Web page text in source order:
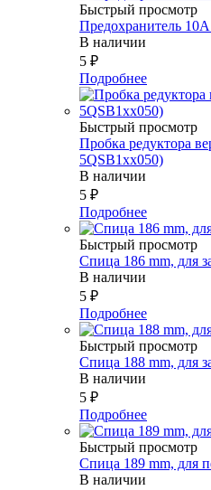
Быстрый просмотр
Предохранитель
В наличии
5 ₽
Подробнее
Быстрый просмотр
Пробка редуктора
5QSB1xx050)
В наличии
5 ₽
Подробнее
Быстрый просмотр
Спица 186 mm, для
В наличии
5 ₽
Подробнее
Быстрый просмотр
Спица 188 mm, для
В наличии
5 ₽
Подробнее
Быстрый просмотр
Спица 189 mm, для
В наличии